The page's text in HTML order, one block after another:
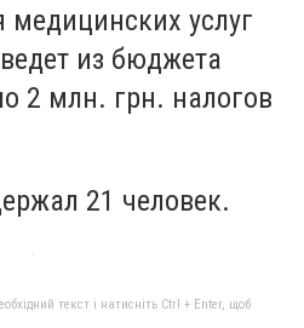
медицинских услуг
из бюджета
2 млн. грн. налогов
21 человек.
текст і натисніть Ctrl + Enter, щоб